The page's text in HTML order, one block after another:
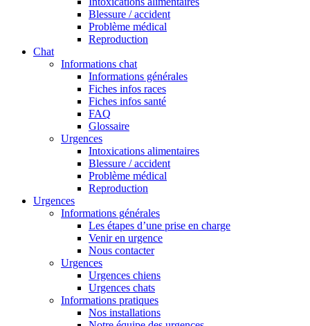
Blessure / accident
Problème médical
Reproduction
Chat
Informations chat
Informations générales
Fiches infos races
Fiches infos santé
FAQ
Glossaire
Urgences
Intoxications alimentaires
Blessure / accident
Problème médical
Reproduction
Urgences
Informations générales
Les étapes d’une prise en charge
Venir en urgence
Nous contacter
Urgences
Urgences chiens
Urgences chats
Informations pratiques
Nos installations